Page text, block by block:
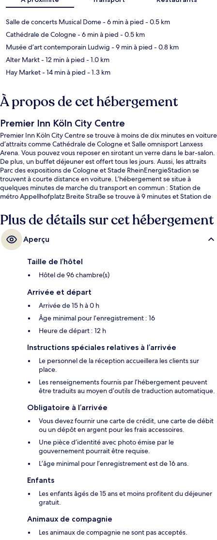
Salle de concerts Musical Dome- 6 min à pied - 0.5 km
Cathédrale de Cologne- 6 min à pied - 0.5 km
Musée d’art contemporain Ludwig - 9 min à pied - 0.8 km
Alter Markt- 12 min à pied - 1.0 km
Hay Market- 14 min à pied - 1.3 km
À propos de cet hébergement
Premier Inn Köln City Centre
Premier Inn Köln City Centre se trouve à moins de dix minutes en voiture
d’attraits comme Cathédrale de Cologne et Salle omnisport Lanxess
Arena. Vous pouvez vous reposer en sirotant un verre dans le bar-salon.
De plus, un buffet déjeuner est offert tous les jours. Aussi, les attraits
Parc des expositions de Cologne et Stade RheinEnergieStadion se
trouvent à courte distance en voiture. L’hébergement se situe à
quelques minutes de marche du transport en commun : Station de
métro Appellhofplatz Breite Straße se trouve à 9 minutes et Station de
Plus de détails sur cet hébergement
Aperçu
Taille de l’hôtel
Hôtel de 96 chambre(s)
Arrivée et départ
Arrivée de 15 h à 0 h
Âge minimal pour l’enregistrement : 16
Heure de départ : 12 h
Instructions spéciales relatives à l’arrivée
Le personnel de la réception accueillera les clients sur
place.
Les renseignements fournis par l’hébergement peuvent
être traduits au moyen d’outils de traduction automatique.
Obligatoire à l’arrivée
Vous devez fournir une carte de crédit, une carte de débit
ou un dépôt en argent pour les frais accessoires.
Une pièce d’identité avec photo émise par le
gouvernement pourrait être requise.
L’âge minimal pour l’enregistrement est de 16 ans.
Enfants
Les enfants âgés de 15 ans et moins profitent du déjeuner
gratuit.
Animaux de compagnie
Les animaux de compagnie ne sont pas acceptés.